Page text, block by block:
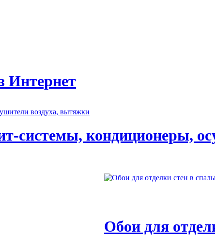
Интернет
системы, кондиционеры,
Обои для